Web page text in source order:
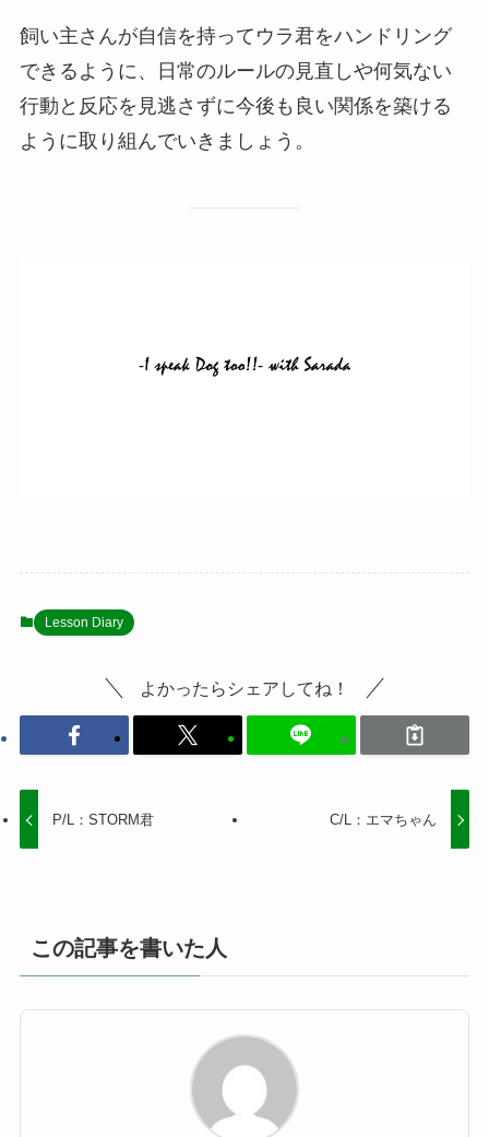
飼い主さんが自信を持ってウラ君をハンドリング
できるように、日常のルールの見直しや何気ない
行動と反応を見逃さずに今後も良い関係を築ける
ように取り組んでいきましょう。
Lesson Diary
よかったらシェアしてね！
P/L：STORM君 C/L：エマちゃん
この記事を書いた人